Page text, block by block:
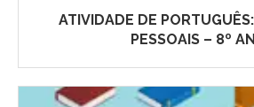
ATIVIDADE DE
PESSOAIS – 8º